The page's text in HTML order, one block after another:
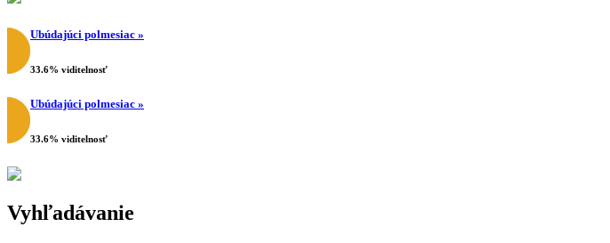
Ubúdajúci polmesiac »
33.6% viditelnosť
Ubúdajúci polmesiac »
33.6% viditelnosť
Vyhľadávanie